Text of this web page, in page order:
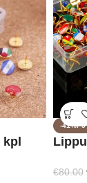
kpl
-
€80.00